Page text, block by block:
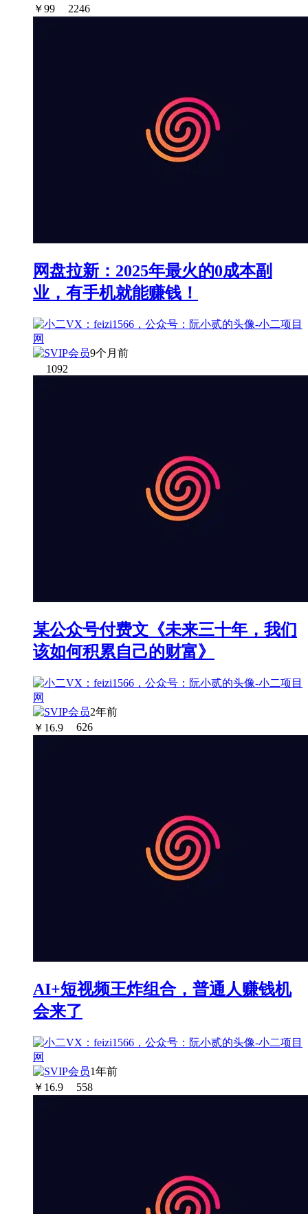
￥99 2246
网盘拉新：2025年最火的0成本副
业，有手机就能赚钱！
9个月前
1092
某公众号付费文《未来三十年，我们
该如何积累自己的财富》
2年前
￥ 16.9 626
AI+短视频王炸组合，普通人赚钱机
会来了
1年前
￥ 16.9 558